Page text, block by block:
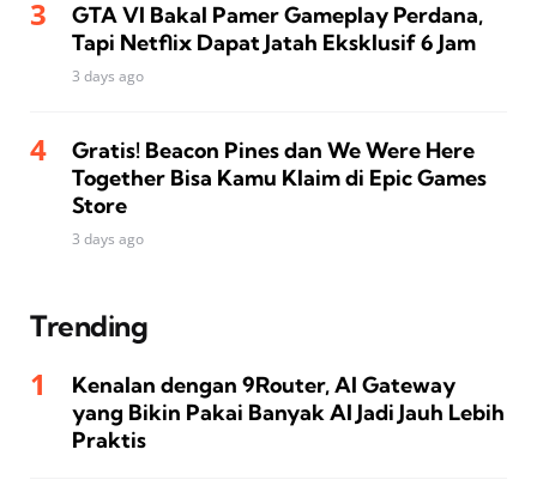
GTA VI Bakal Pamer Gameplay Perdana,
Tapi Netflix Dapat Jatah Eksklusif 6 Jam
3 days ago
Gratis! Beacon Pines dan We Were Here
Together Bisa Kamu Klaim di Epic Games
Store
3 days ago
Trending
Kenalan dengan 9Router, AI Gateway
yang Bikin Pakai Banyak AI Jadi Jauh Lebih
Praktis